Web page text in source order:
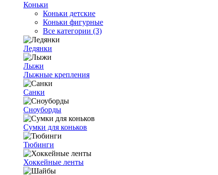
Коньки
Коньки детские
Коньки фигурные
Все категории (3)
Ледянки
Лыжи
Лыжные крепления
Санки
Сноуборды
Сумки для коньков
Тюбинги
Хоккейные ленты